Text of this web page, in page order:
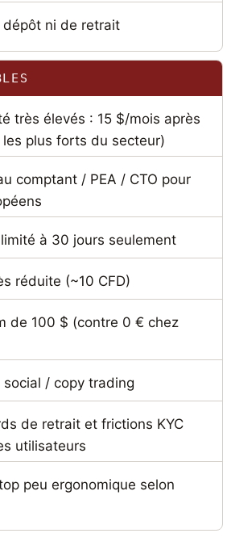
ni de retrait
très élevés : 15 $/mois après
les plus forts du secteur)
comptant / PEA / CTO pour
à 30 jours seulement
réduite (~10 CFD)
de 100 $ (contre 0 € chez
/ copy trading
de retrait et frictions KYC
utilisateurs
peu ergonomique selon